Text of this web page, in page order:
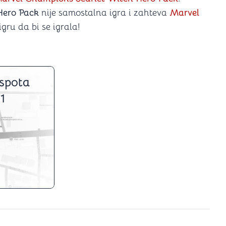
Pack nije samostalna igra i zahteva Marvel
da bi se igrala!